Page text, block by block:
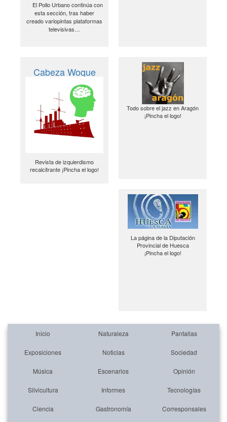
El Pollo Urbano continúa con
esta sección, tras haber
creado variopintas plataformas
televisivas…
Cabeza Woque
Revista de izquierdismo
recalcitrante ¡Pincha el logo!
Todo sobre el jazz en Aragón
¡Pincha el logo!
La página de la Diputación
Provincial de Huesca
¡Pincha el logo!
Inicio Naturaleza Pantallas
Exposiciones Noticias Sociedad
Música Escenarios Opinión
Silvicultura Informes Tecnologías
Ciencia Gastronomía Corresponsales